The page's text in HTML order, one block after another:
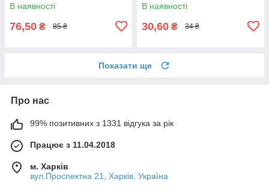
В наявності
76,50 ₴ 85 ₴
В наявності
30,60 ₴ 34 ₴
Показати ще
Про нас
99% позитивних з 1331 відгука за рік
Працює з 11.04.2018
м. Харків
вул.Проспектна 21, Харків, Україна